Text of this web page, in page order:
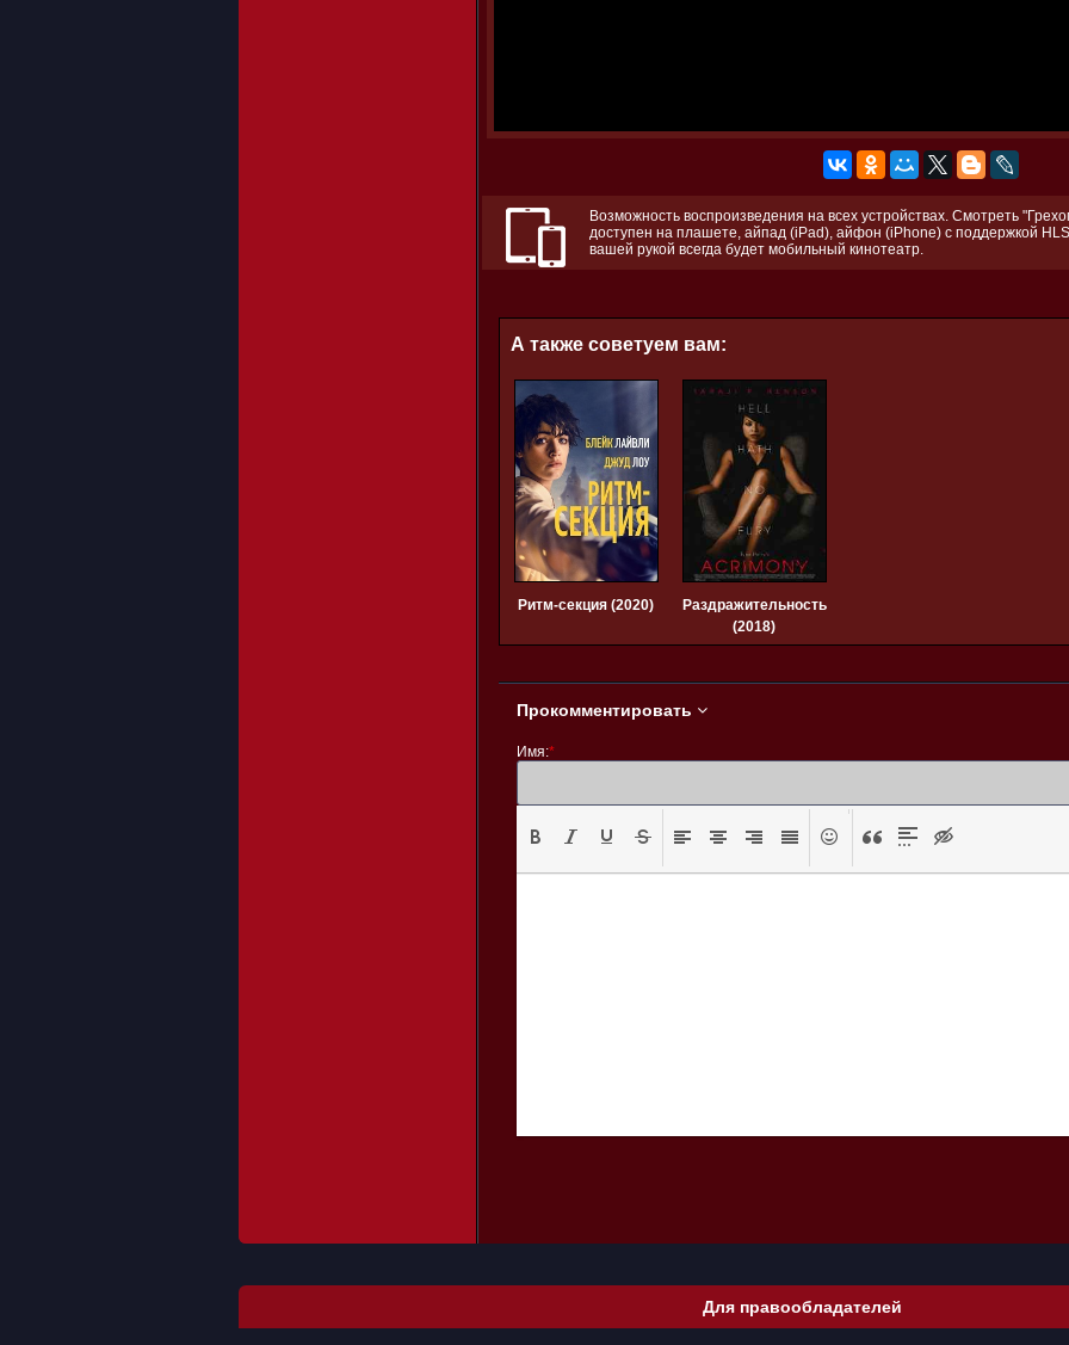
Возможность воспроизведения на всех устройствах. Смотреть
доступен на плашете, айпад (iPad), айфон (iPhone) с поддержкой
вашей рукой всегда будет мобильный кинотеатр.
А также советуем вам:
Ритм-секция (2020)
Раздражительность
(2018)
Прокомментировать
Имя:*
Для правообладателей